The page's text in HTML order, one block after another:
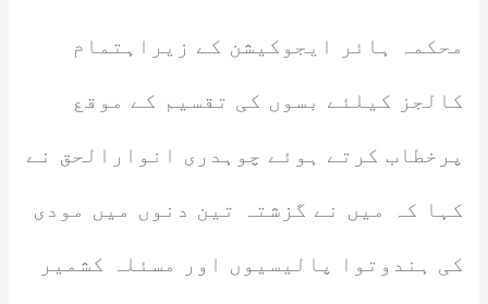
محکمہ ہائر ایجوکیشن کے زیراہتمام
کالجز کیلئے بسوں کی تقسیم کے موقع
پرخطاب کرتے ہوئے چوہدری انوارالحق نے
کہا کہ میں نے گزشتہ تین دنوں میں مودی
کی ہندوتوا پالیسیوں اور مسئلہ کشمیر